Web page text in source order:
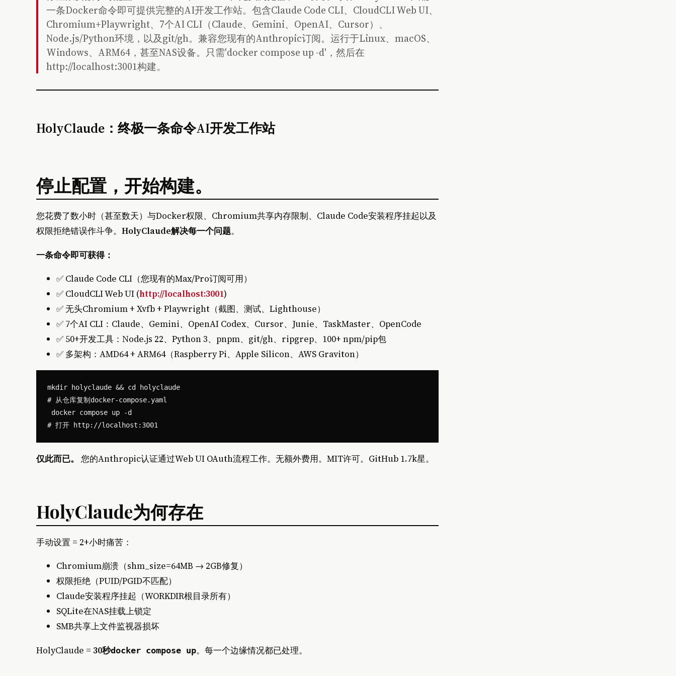
一条Docker命令即可提供完整的AI开发工作站。包含Claude Code CLI、CloudCLI Web UI、
Chromium+Playwright、7个AI CLI（Claude、Gemini、OpenAI、Cursor）、
Node.js/Python环境，以及git/gh。兼容您现有的Anthropic订阅。运行于Linux、macOS、
Windows、ARM64，甚至NAS设备。只需'docker compose up -d'，然后在
http://localhost:3001构建。
HolyClaude：终极一条命令AI开发工作站
停止配置，开始构建。
您花费了数小时（甚至数天）与Docker权限、Chromium共享内存限制、Claude Code安装程序挂起以及
权限拒绝错误作斗争。 HolyClaude解决每一个问题。
一条命令即可获得：
✅ Claude Code CLI（您现有的Max/Pro订阅可用）
✅ CloudCLI Web UI (http://localhost:3001)
✅ 无头Chromium + Xvfb + Playwright（截图、测试、Lighthouse）
✅ 7个AI CLI：Claude、Gemini、OpenAI Codex、Cursor、Junie、TaskMaster、OpenCode
✅ 50+开发工具：Node.js 22、Python 3、pnpm、git/gh、ripgrep、100+ npm/pip包
✅ 多架构：AMD64 + ARM64（Raspberry Pi、Apple Silicon、AWS Graviton）
mkdir holyclaude && cd holyclaude
# 从仓库复制docker-compose.yaml
docker compose up -d
仅此而已。 您的Anthropic认证通过Web UI OAuth流程工作。无额外费用。MIT许可。GitHub 1.7k星。
HolyClaude为何存在
手动设置 = 2+小时痛苦：
Chromium崩溃（shm_size=64MB → 2GB修复）
权限拒绝（PUID/PGID不匹配）
Claude安装程序挂起（WORKDIR根目录所有）
SQLite在NAS挂载上锁定
SMB共享上文件监视器损坏
HolyClaude = 30秒docker compose up。每一个边缘情况都已处理。